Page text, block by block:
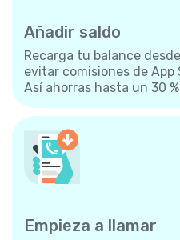
Añadir saldo
Recarga tu balance
evitar comisiones de App
Así ahorras hasta un 30
Empieza a llamar